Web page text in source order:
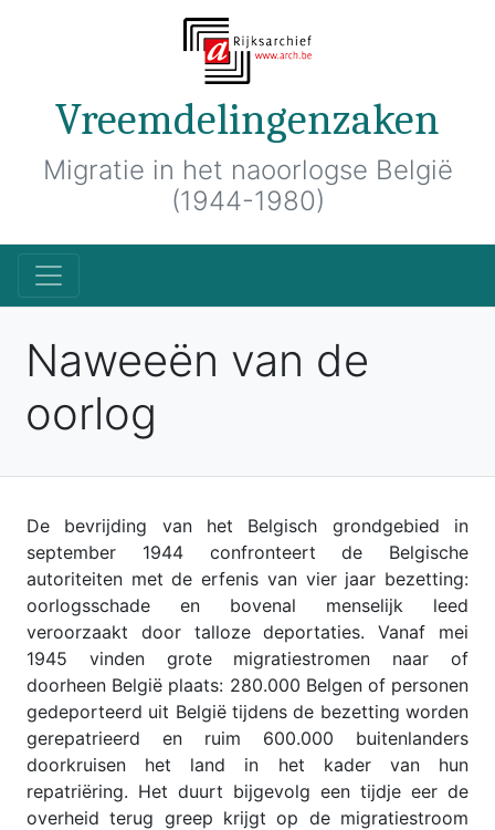
Vreemdelingenzaken
Migratie in het naoorlogse België
(1944-1980)
Naweeën van de
oorlog
De bevrijding van het Belgisch grondgebied in
september 1944 confronteert de Belgische
autoriteiten met de erfenis van vier jaar bezetting:
oorlogsschade en bovenal menselijk leed
veroorzaakt door talloze deportaties. Vanaf mei
1945 vinden grote migratiestromen naar of
doorheen België plaats: 280.000 Belgen of personen
gedeporteerd uit België tijdens de bezetting worden
gerepatrieerd en ruim 600.000 buitenlanders
doorkruisen het land in het kader van hun
repatriëring. Het duurt bijgevolg een tijdje eer de
overheid terug greep krijgt op de migratiestroom